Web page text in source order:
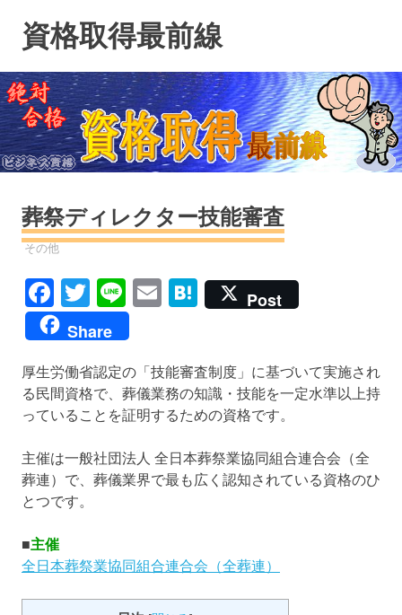
ン
ツ
へ
ス
キ
資格取得最前線
葬祭ディレクター技能審査
資格
その他
Facebook
TwitterLineEmailHatena
Post
Share
厚生労働省認定の「技能審査制度」に基づいて実施され
る民間資格で、葬儀業務の知識・技能を一定水準以上持
っていることを証明するための資格です。
主催は一般社団法人 全日本葬祭業協同組合連合会（全
葬連）で、葬儀業界で最も広く認知されている資格のひ
とつです。
■主催
全日本葬祭業協同組合連合会（全葬連）